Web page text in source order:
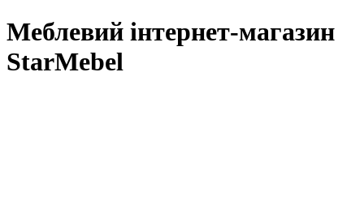
Меблевий інтернет-магазин
StarMebel